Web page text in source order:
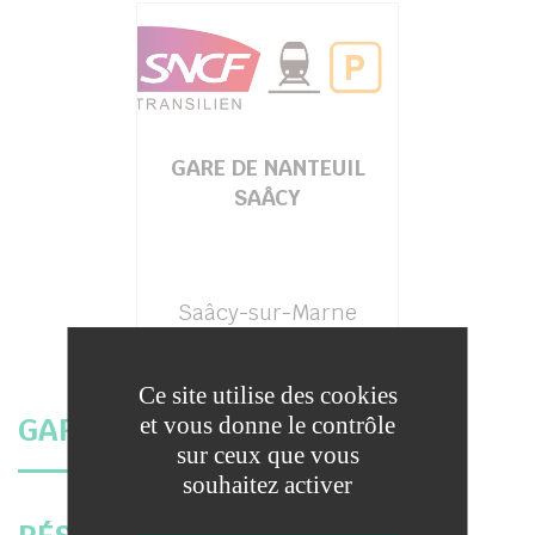
GARE DE NANTEUIL
SAÂCY
Saâcy-sur-Marne
GARE LA PLUS PROCHE
Ce site utilise des cookies
et vous donne le contrôle
sur ceux que vous
souhaitez activer